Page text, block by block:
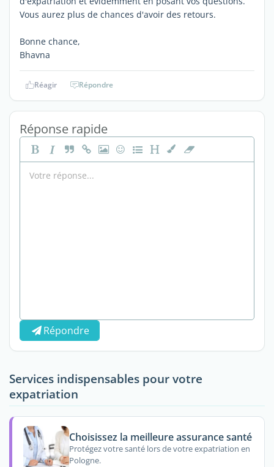
Vous aurez plus de chances d'avoir des retours.
Bonne chance,
Bhavna
Réagir Répondre
Réponse rapide
Répondre
Services indispensables pour votre
expatriation
Choisissez la meilleure assurance santé
Protégez votre santé lors de votre expatriation en
Pologne.